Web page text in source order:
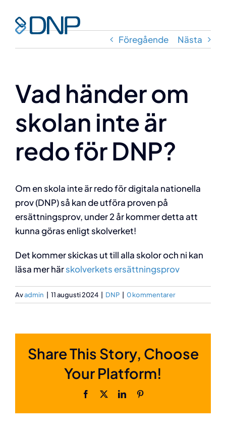
innehållet
Om oss
Om DNP
Vår lösning
Nyheter
Kontakta oss
Föregående Nästa
Vad händer om
skolan inte är
redo för DNP?
Om en skola inte är redo för digitala nationella
prov (DNP) så kan de utföra proven på
ersättningsprov, under 2 år kommer detta att
kunna göras enligt skolverket!
Det kommer skickas ut till alla skolor och ni kan
läsa mer härskolverkets ersättningsprov
Avadmin 11 augusti 2024 DNP 0 kommentarer
Share This Story, Choose
Your Platform!
Facebook LinkedIn